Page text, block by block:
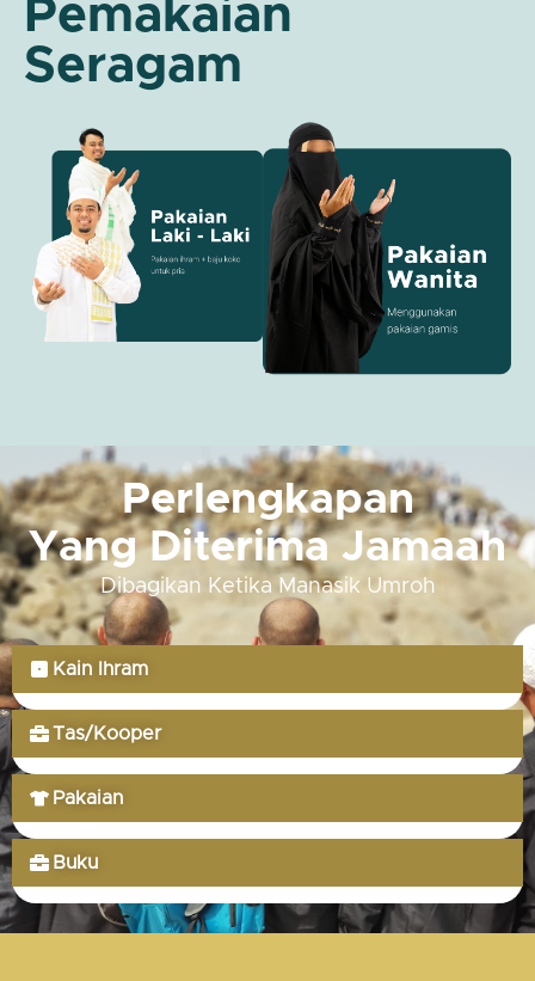
Pemakaian
Seragam
Perlengkapan
Yang Diterima Jamaah
Dibagikan Ketika Manasik Umroh
Kain Ihram
Tas/Kooper
Pakaian
Buku